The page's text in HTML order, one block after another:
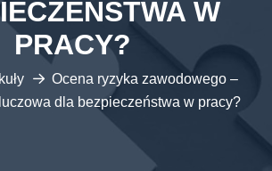
W
PRACY?
Ocena ryzyka zawodowego –
dla bezpieczeństwa w pracy?